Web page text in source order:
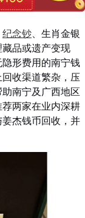
纪念钞 、生肖金银
品或遗产变现
形费用的南宁钱
收渠道繁杂，压
南宁及广西地区
两家在业内深耕
杰钱币回收，并